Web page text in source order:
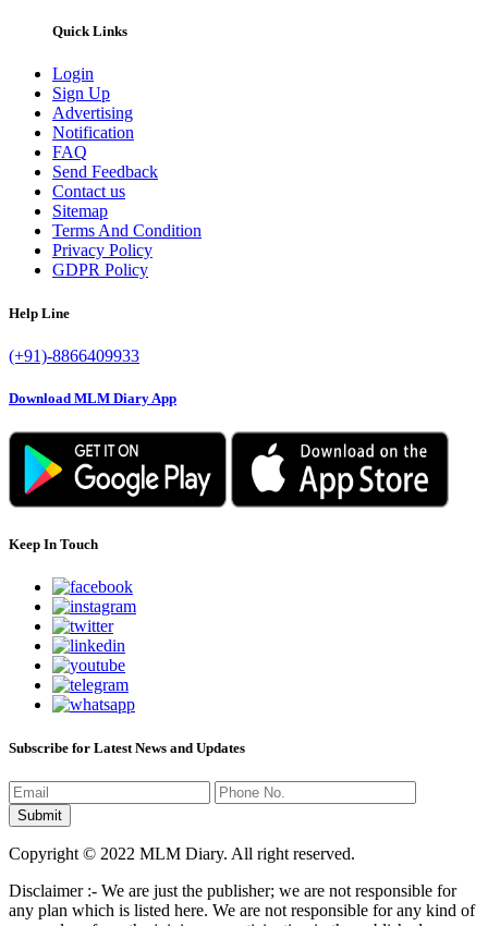
Quick Links
Login
Sign Up
Advertising
Notification
FAQ
Send Feedback
Contact us
Sitemap
Terms And Condition
Privacy Policy
GDPR Policy
Help Line
(+91)-8866409933
Download MLM Diary App
Keep In Touch
Subscribe for Latest News and Updates
Copyright © 2022 MLM Diary. All right reserved.
Disclaimer :- We are just the publisher; we are not responsible for
any plan which is listed here. We are not responsible for any kind of